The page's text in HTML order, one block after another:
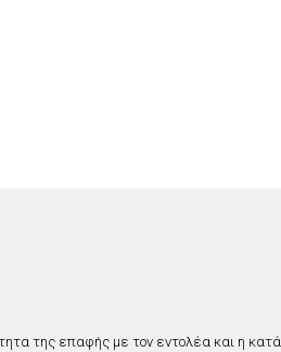
της επαφής με τον εντολέα και η